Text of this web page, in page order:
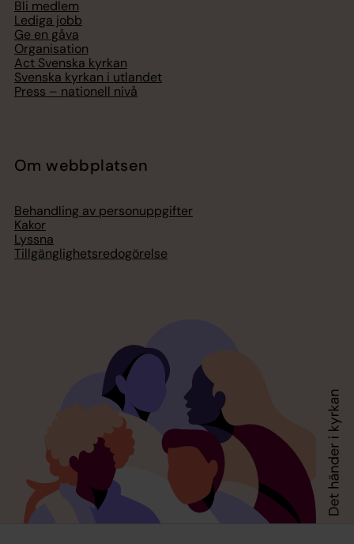
Bli medlem
Lediga jobb
Ge en gåva
Organisation
Act Svenska kyrkan
Svenska kyrkan i utlandet
Press – nationell nivå
Om webbplatsen
Behandling av personuppgifter
Kakor
Lyssna
Tillgänglighetsredogörelse